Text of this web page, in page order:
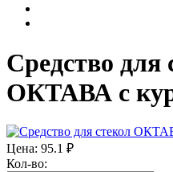
Средство для
ОКТАВА с
Цена: 95.1 ₽
Кол-во: